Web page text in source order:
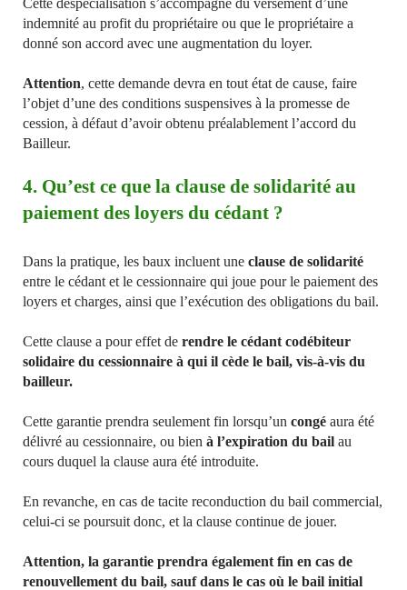
indemnité au profit du propriétaire ou que le propriétaire a
donné son accord avec une augmentation du loyer.
Attention, cette demande devra en tout état de cause, faire
l’objet d’une des conditions suspensives à la promesse de
cession, à défaut d’avoir obtenu préalablement l’accord du
Bailleur.
4. Qu’est ce que la clause de solidarité au
paiement des loyers du cédant ?
Dans la pratique, les baux incluent une clause de solidarité
entre le cédant et le cessionnaire qui joue pour le paiement des
loyers et charges, ainsi que l’exécution des obligations du bail.
Cette clause a pour effet de rendre le cédant codébiteur
solidaire du cessionnaire à qui il cède le bail, vis-à-vis du
bailleur.
Cette garantie prendra seulement fin lorsqu’un congé aura été
délivré au cessionnaire, ou bien à l’expiration du bail au
cours duquel la clause aura été introduite.
En revanche, en cas de tacite reconduction du bail commercial,
celui-ci se poursuit donc, et la clause continue de jouer.
Attention, la garantie prendra également fin en cas de
renouvellement du bail, sauf dans le cas où le bail initial